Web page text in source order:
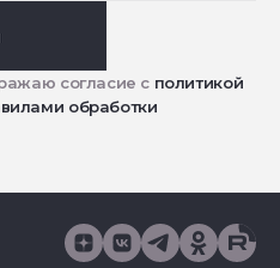
согласие с политикой
обработки